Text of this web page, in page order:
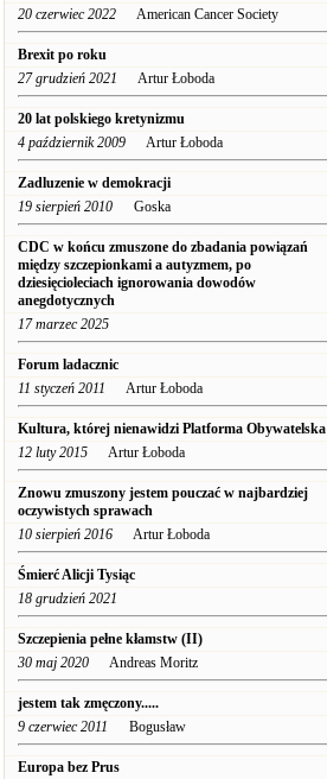
20 czerwiec 2022 American Cancer Society
Brexit po roku
27 grudzień 2021 Artur Łoboda
20 lat polskiego kretynizmu
4 październik 2009 Artur Łoboda
Zadluzenie w demokracji
19 sierpień 2010 Goska
CDC w końcu zmuszone do zbadania powiązań
między szczepionkami a autyzmem, po
dziesięcioleciach ignorowania dowodów
anegdotycznych
17 marzec 2025
Forum ladacznic
11 styczeń 2011 Artur Łoboda
Kultura, której nienawidzi Platforma Obywatelska
12 luty 2015 Artur Łoboda
Znowu zmuszony jestem pouczać w najbardziej
oczywistych sprawach
10 sierpień 2016 Artur Łoboda
Śmierć Alicji Tysiąc
18 grudzień 2021
Szczepienia pełne kłamstw (II)
30 maj 2020 Andreas Moritz
jestem tak zmęczony.....
9 czerwiec 2011 Bogusław
Europa bez Prus